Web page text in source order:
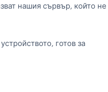
нашия сървър, който не
готов за